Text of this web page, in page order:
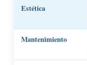
Estética
Mantenimiento